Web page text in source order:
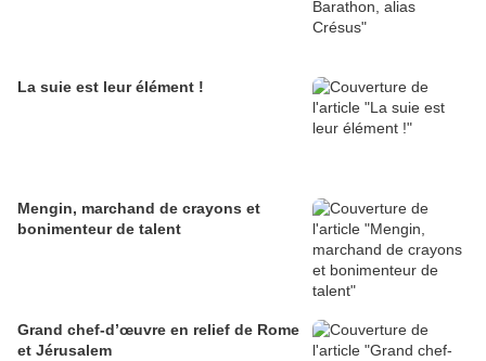
La suie est leur élément !
Mengin, marchand de crayons et
bonimenteur de talent
Grand chef-d’œuvre en relief de Rome
et Jérusalem